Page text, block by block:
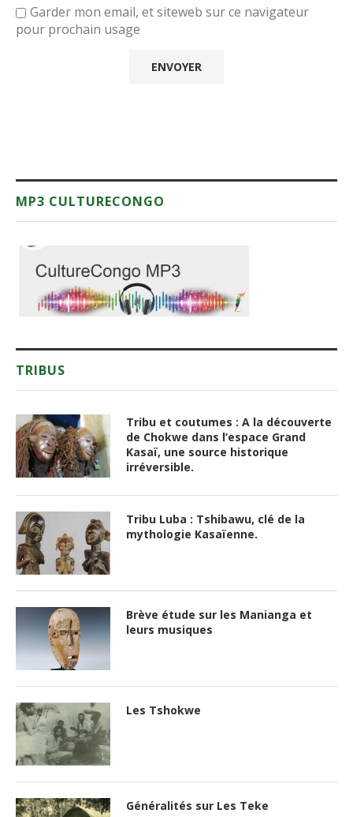
Garder mon email, et siteweb sur ce navigateur
pour prochain usage
MP3 CULTURECONGO
TRIBUS
Tribu et coutumes : A la découverte
de Chokwe dans l’espace Grand
Kasaï, une source historique
irréversible.
Tribu Luba : Tshibawu, clé de la
mythologie Kasaïenne.
Brève étude sur les Manianga et
leurs musiques
Les Tshokwe
Généralités sur Les Teke